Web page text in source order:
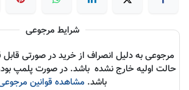
شرایط مرجوعی
مرجوعی به دلیل انصراف از خرید در صورتی قابل
حالت اولیه خارج نشده باشد. در صورت پلمپ
باشد. مشاهده قوانین